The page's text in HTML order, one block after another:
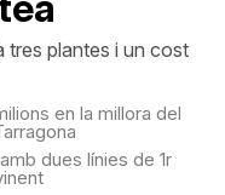
tres plantes i un cost
en la millora del
dues línies de 1r